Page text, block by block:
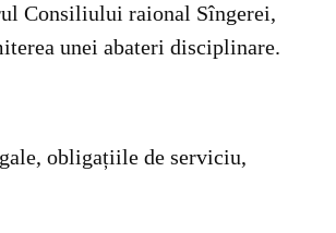
Consiliului raional Sîngerei,
unei abateri disciplinare.
obligațiile de serviciu,